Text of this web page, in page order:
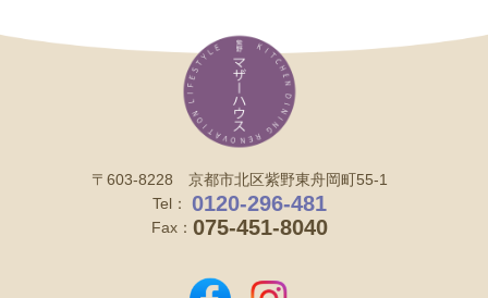
〒603-8228 京都市北区紫野東舟岡町55-1
Tel：
0120-296-481
Fax： 075-451-8040